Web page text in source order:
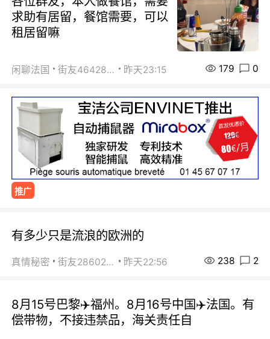
求助有居留，餐馆需要，可以
租居留嘛
闲聊法国 街友46428878 昨天23:15 179 0
推广
有多少只是流浪的欧洲的
真情秘密 街友28602925 昨天22:56 238 2
8月15号巴黎✈️福州。8月16号中国✈️法国。有
偿带物，不接违禁品，海关责任自